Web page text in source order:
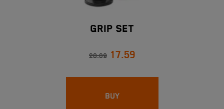
Grip Set
20.69 17.59
BUY